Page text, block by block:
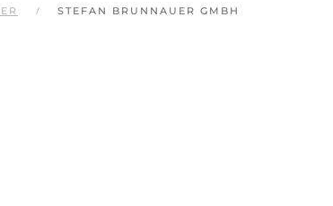
STEFAN BRUNNAUER GMBH